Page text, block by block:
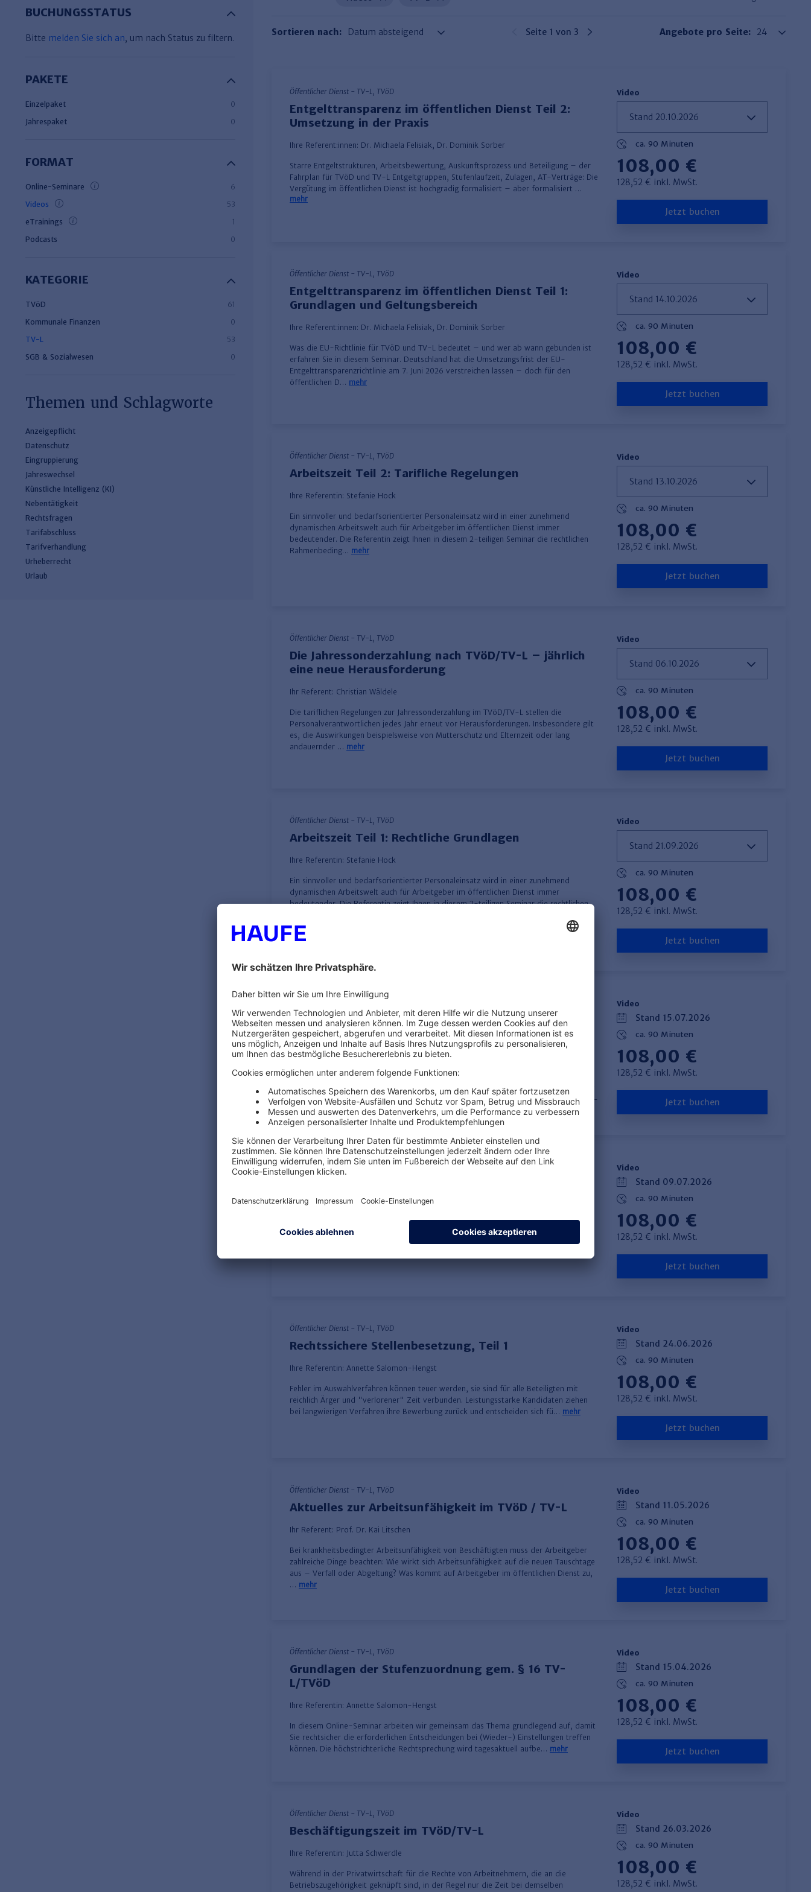
BUCHUNGSSTATUS
Bitte melden Sie sich an, um nach Status zu filtern.
PAKETE
Einzelpaket
0
Jahrespaket
0
FORMAT
Online-Seminare
6
Videos
53
eTrainings
1
Podcasts
0
KATEGORIE
TVöD
61
Kommunale Finanzen
0
TV-L
53
SGB & Sozialwesen
0
Sortieren nach: Angebote pro Seite:
Seite 1 von 3
Öffentlicher Dienst - TV-L, TVöD
Entgelttransparenz im öffentlichen Dienst Teil 2:
Umsetzung in der Praxis
Ihre Referent:innen: Dr. Michaela Felisiak, Dr. Dominik Sorber
Starre Entgeltstrukturen, Arbeitsbewertung, Auskunftsprozess und Beteiligung – der
Fahrplan für TVöD und TV-L Entgeltgruppen, Stufenlaufzeit, Zulagen, AT-Verträge: Die
Vergütung im öffentlichen Dienst ist hochgradig formalisiert – aber formalisiert …
mehr
Video
ca. 90 Minuten
108,00 €
128,52 € inkl. MwSt.
Jetzt buchen
Öffentlicher Dienst - TV-L, TVöD
Entgelttransparenz im öffentlichen Dienst Teil 1:
Grundlagen und Geltungsbereich
Ihre Referent:innen: Dr. Michaela Felisiak, Dr. Dominik Sorber
Was die EU-Richtlinie für TVöD und TV-L bedeutet – und wer ab wann gebunden ist
erfahren Sie in diesem Seminar. Deutschland hat die Umsetzungsfrist der EU-
Entgelttransparenzrichtlinie am 7. Juni 2026 verstreichen lassen – doch für den
öffentlichen D… mehr
Video
ca. 90 Minuten
108,00 €
128,52 € inkl. MwSt.
Jetzt buchen
Öffentlicher Dienst - TV-L, TVöD
Arbeitszeit Teil 2: Tarifliche Regelungen
Ihre Referentin: Stefanie Hock
Ein sinnvoller und bedarfsorientierter Personaleinsatz wird in einer zunehmend
dynamischen Arbeitswelt auch für Arbeitgeber im öffentlichen Dienst immer
bedeutender. Die Referentin zeigt Ihnen in diesem 2-teiligen Seminar die rechtlichen
Rahmenbeding… mehr
Video
ca. 90 Minuten
108,00 €
128,52 € inkl. MwSt.
Jetzt buchen
Öffentlicher Dienst - TV-L, TVöD
Die Jahressonderzahlung nach TVöD/TV-L – jährlich
eine neue Herausforderung
Ihr Referent: Christian Wäldele
Die tariflichen Regelungen zur Jahressonderzahlung im TVöD/TV-L stellen die
Personalverantwortlichen jedes Jahr erneut vor Herausforderungen. Insbesondere gilt
es, die Auswirkungen beispielsweise von Mutterschutz und Elternzeit oder lang
andauernder … mehr
Video
ca. 90 Minuten
108,00 €
128,52 € inkl. MwSt.
Jetzt buchen
Öffentlicher Dienst - TV-L, TVöD
Arbeitszeit Teil 1: Rechtliche Grundlagen
Ihre Referentin: Stefanie Hock
Ein sinnvoller und bedarfsorientierter Personaleinsatz wird in einer zunehmend
dynamischen Arbeitswelt auch für Arbeitgeber im öffentlichen Dienst immer
bedeutender. Die Referentin zeigt Ihnen in diesem 2-teiligen Seminar die rechtlichen
Video
ca. 90 Minuten
108,00 €
128,52 € inkl. MwSt.
Jetzt buchen
Beendigung des Arbeitsverhältnisses ohne
Kündigung im TVöD/TV-L
Ihr Referent:Christian Wäldele
Die Tarifverträge des öffentlichen Dienstes sehen für bestimmte Fälle eine
„automatische“ Beendigung des Arbeitsverhältnisses ohne Ausspruch einer Kündigung
vor. Der Referent stellt Ihnen im Seminar - bezogen auf die Regelungen des TVöD/TV-
L - die ve…mehr
Video
Stand 15.07.2026
ca. 90 Minuten
108,00 €
128,52 € inkl. MwSt.
Jetzt buchen
Öffentlicher Dienst - TV-L, TVöD
Ihre Referentin:Annette Salomon-Hengst
Fehler im Auswahlverfahren können teuer werden, sie sind für alle Beteiligten mit
reichlich Ärger und "verlorener" Zeit verbunden. Leistungsstarke Kandidaten ziehen
Video
Stand 09.07.2026
ca. 90 Minuten
108,00 €
128,52 € inkl. MwSt.
Jetzt buchen
Öffentlicher Dienst - TV-L, TVöD
Rechtssichere Stellenbesetzung, Teil 1
Ihre Referentin: Annette Salomon-Hengst
Fehler im Auswahlverfahren können teuer werden, sie sind für alle Beteiligten mit
reichlich Ärger und "verlorener" Zeit verbunden. Leistungsstarke Kandidaten ziehen
bei langwierigen Verfahren ihre Bewerbung zurück und entscheiden sich fü… mehr
Video
Stand 24.06.2026
ca. 90 Minuten
108,00 €
128,52 € inkl. MwSt.
Jetzt buchen
Öffentlicher Dienst - TV-L, TVöD
Aktuelles zur Arbeitsunfähigkeit im TVöD / TV-L
Ihr Referent: Prof. Dr. Kai Litschen
Bei krankheitsbedingter Arbeitsunfähigkeit von Beschäftigten muss der Arbeitgeber
zahlreiche Dinge beachten: Wie wirkt sich Arbeitsunfähigkeit auf die neuen Tauschtage
aus – Verfall oder Abgeltung? Was kommt auf Arbeitgeber im öffentlichen Dienst zu,
… mehr
Video
Stand 11.05.2026
ca. 90 Minuten
108,00 €
128,52 € inkl. MwSt.
Jetzt buchen
Öffentlicher Dienst - TV-L, TVöD
Grundlagen der Stufenzuordnung gem. § 16 TV-
L/TVöD
Ihre Referentin: Annette Salomon-Hengst
​In diesem Online-Seminar arbeiten wir gemeinsam das Thema grundlegend auf, damit
Sie rechtsicher die erforderlichen Entscheidungen bei (Wieder-) Einstellungen treffen
können. Die höchstrichterliche Rechtsprechung wird tagesaktuell aufbe… mehr
Video
Stand 15.04.2026
ca. 90 Minuten
108,00 €
128,52 € inkl. MwSt.
Jetzt buchen
Öffentlicher Dienst - TV-L, TVöD
Beschäftigungszeit im TVöD/TV-L
Ihre Referentin: Jutta Schwerdle
Während in der Privatwirtschaft für die Rechte von Arbeitnehmern, die an die
Betriebszugehörigkeit geknüpft sind, in der Regel nur die Zeit bei demselben
Video
Stand 26.03.2026
ca. 90 Minuten
108,00 €
128,52 € inkl. MwSt.
Themen und Schlagworte
Anzeigepflicht
Datenschutz
Eingruppierung
Jahreswechsel
Künstliche Intelligenz (KI)
Nebentätigkeit
Rechtsfragen
Tarifabschluss
Tarifverhandlung
Urheberrecht
Urlaub